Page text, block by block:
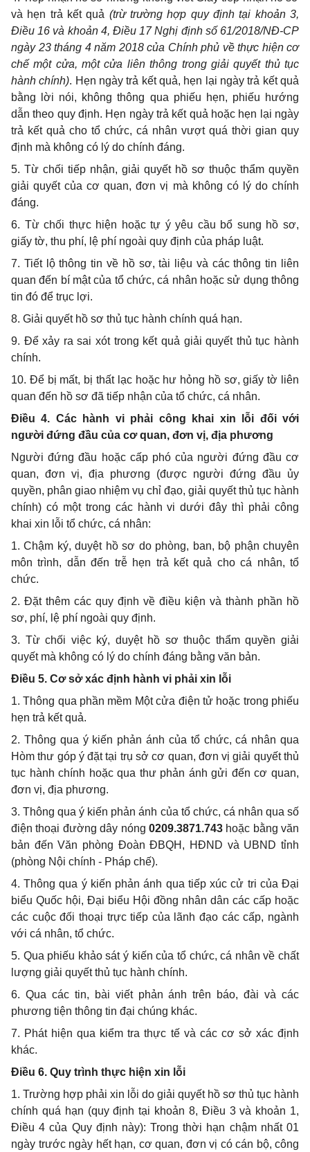
và hẹn trả kết quả (trừ trường hợp quy định tại khoản 3,
Điều 16 và khoản 4, Điều 17 Nghị định số 61/2018/NĐ-CP
ngày 23 tháng 4 năm 2018 của Chính phủ về thực hiện cơ
chế một cửa, một cửa liên thông trong giải quyết thủ tục
hành chính). Hẹn ngày trả kết quả, hẹn lại ngày trả kết quả
bằng lời nói, không thông qua phiếu hẹn, phiếu hướng
dẫn theo quy định. Hẹn ngày trả kết quả hoặc hẹn lại ngày
trả kết quả cho tổ chức, cá nhân vượt quá thời gian quy
định mà không có lý do chính đáng.
5. Từ chối tiếp nhận, giải quyết hồ sơ thuộc thẩm quyền
giải quyết của cơ quan, đơn vị mà không có lý do chính
đáng.
6. Từ chối thực hiện hoặc tự ý yêu cầu bổ sung hồ sơ,
giấy tờ, thu phí, lệ phí ngoài quy định của pháp luật.
7. Tiết lộ thông tin về hồ sơ, tài liệu và các thông tin liên
quan đến bí mật của tổ chức, cá nhân hoặc sử dụng thông
tin đó để trục lợi.
8. Giải quyết hồ sơ thủ tục hành chính quá hạn.
9. Để xảy ra sai xót trong kết quả giải quyết thủ tục hành
chính.
10. Để bị mất, bị thất lạc hoặc hư hỏng hồ sơ, giấy tờ liên
quan đến hồ sơ đã tiếp nhận của tổ chức, cá nhân.
Điều 4. Các hành vi phải công khai xin lỗi đối với
người đứng đầu của cơ quan, đơn vị, địa phương
Người đứng đầu hoặc cấp phó của người đứng đầu cơ
quan, đơn vị, địa phương (được người đứng đầu ủy
quyền, phân giao nhiệm vụ chỉ đạo, giải quyết thủ tục hành
chính) có một trong các hành vi dưới đây thì phải công
khai xin lỗi tổ chức, cá nhân:
1. Chậm ký, duyệt hồ sơ do phòng, ban, bộ phận chuyên
môn trình, dẫn đến trễ hẹn trả kết quả cho cá nhân, tổ
chức.
2. Đặt thêm các quy định về điều kiện và thành phần hồ
sơ, phí, lệ phí ngoài quy định.
3. Từ chối việc ký, duyệt hồ sơ thuộc thẩm quyền giải
quyết mà không có lý do chính đáng bằng văn bản.
Điều 5. Cơ sở xác định hành vi phải xin lỗi
1. Thông qua phần mềm Một cửa điện tử hoặc trong phiếu
hẹn trả kết quả.
2. Thông qua ý kiến phản ánh của tổ chức, cá nhân qua
Hòm thư góp ý đặt tại trụ sở cơ quan, đơn vị giải quyết thủ
tục hành chính hoặc qua thư phản ánh gửi đến cơ quan,
đơn vị, địa phương.
3. Thông qua ý kiến phản ánh của tổ chức, cá nhân qua số
điện thoại đường dây nóng 0209.3871.743hoặc bằng văn
bản đến Văn phòng Đoàn ĐBQH, HĐND và UBND tỉnh
(phòng Nội chính - Pháp chế).
4. Thông qua ý kiến phản ánh qua tiếp xúc cử tri của Đại
biểu Quốc hội, Đại biểu Hội đồng nhân dân các cấp hoặc
các cuộc đối thoại trực tiếp của lãnh đạo các cấp, ngành
với cá nhân, tổ chức.
5. Qua phiếu khảo sát ý kiến của tổ chức, cá nhân về chất
lượng giải quyết thủ tục hành chính.
6. Qua các tin, bài viết phản ánh trên báo, đài và các
phương tiện thông tin đại chúng khác.
7. Phát hiện qua kiểm tra thực tế và các cơ sở xác định
khác.
Điều 6. Quy trình thực hiện xin lỗi
1. Trường hợp phải xin lỗi do giải quyết hồ sơ thủ tục hành
chính quá hạn (quy định tại khoản 8, Điều 3 và khoản 1,
Điều 4 của Quy định này): Trong thời hạn chậm nhất 01
ngày trước ngày hết hạn, cơ quan, đơn vị có cán bộ, công